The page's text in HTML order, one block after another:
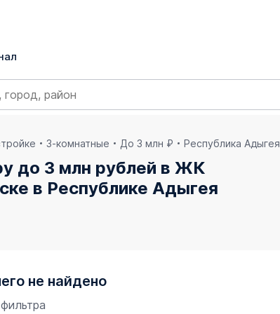
3-комнатные До 3 млн ₽ Республика Адыгея
до 3 млн рублей в ЖК
в Республике Адыгея
не найдено